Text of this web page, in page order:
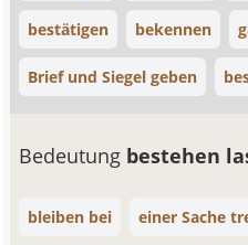
bestätigen bekennen
Brief und Siegel geben
Bedeutung bestehen
bleiben bei einer Sache